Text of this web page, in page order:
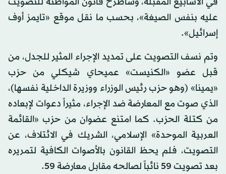
عليه بنفس الصيغة»، بحسب ما نقل موقع «تايمز أوف
إسرائيل».
وتم نسف التصويت على تمديد الإجراء المثير للجدل، من
قبل عضو «الكنيست» عميحاي شيكلي من حزب
«يمينا» (وهو حزب رئيس الوزراء ووزيرة الداخلية نفسها)،
الذي صوت مع المعارضة ضد الإجراء، مثيراً دعوات لإبعاده
من كتلة الحزب. كما امتنع عضوان من حزب «القائمة
العربية الموحدة» الإسلامي، الشريك في الائتلاف، عن
التصويت، فلم يحظ القانون بالأصوات الكافية لتمريره
بعد تصويت 59 نائباً لصالحه مقابل معارضة 59.